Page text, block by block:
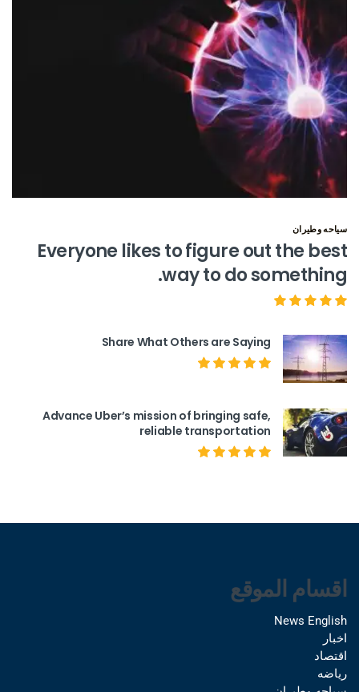
سياحه وطيران
Everyone likes to figure out the best
way to do something.
Share What Others are Saying
Advance Uber’s mission of bringing safe,
reliable transportation
اقسام الموقع
News English
اخبار
اقتصاد
رياضه